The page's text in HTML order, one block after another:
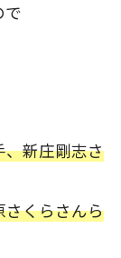
で
、新庄剛志さ
さくらさんら